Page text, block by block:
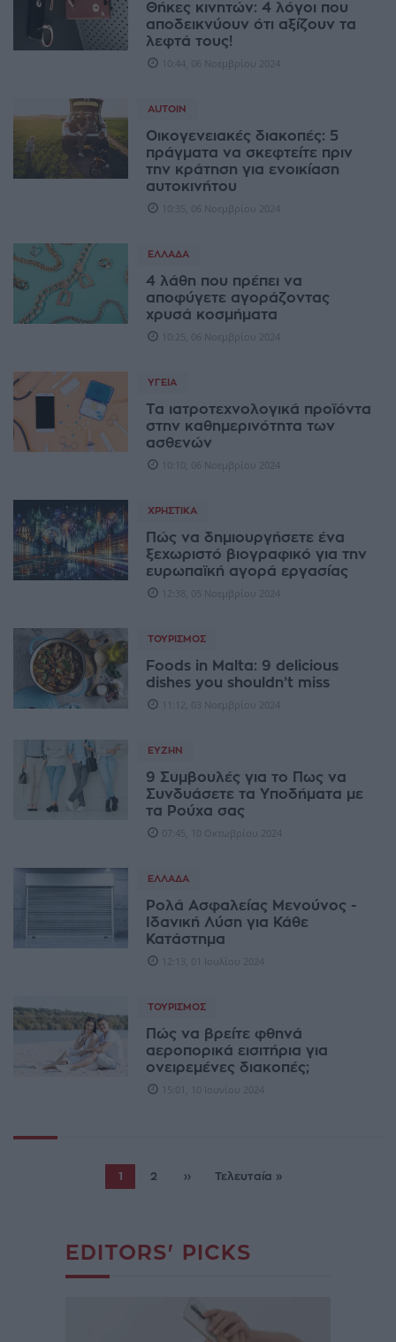
Θήκες κινητών: 4 λόγοι που
αποδεικνύουν ότι αξίζουν τα
λεφτά τους!
10:44, 06 Νοεμβρίου 2024
AUTOIN
Οικογενειακές διακοπές: 5
πράγματα να σκεφτείτε πριν
την κράτηση για ενοικίαση
αυτοκινήτου
10:35, 06 Νοεμβρίου 2024
ΕΛΛΆΔΑ
4 λάθη που πρέπει να
αποφύγετε αγοράζοντας
χρυσά κοσμήματα
10:25, 06 Νοεμβρίου 2024
ΥΓΕΊΑ
Τα ιατροτεχνολογικά προϊόντα
στην καθημερινότητα των
ασθενών
10:10, 06 Νοεμβρίου 2024
ΧΡΗΣΤΙΚΆ
Πώς να δημιουργήσετε ένα
ξεχωριστό βιογραφικό για την
ευρωπαϊκή αγορά εργασίας
12:38, 05 Νοεμβρίου 2024
ΤΟΥΡΙΣΜΌΣ
Foods in Malta: 9 delicious
dishes you shouldn’t miss
11:12, 03 Νοεμβρίου 2024
ΕΥΖΗΝ
9 Συμβουλές για το Πως να
Συνδυάσετε τα Υποδήματα με
τα Ρούχα σας
07:45, 10 Οκτωβρίου 2024
ΕΛΛΆΔΑ
Ρολά Ασφαλείας Μενούνος -
Ιδανική Λύση για Κάθε
Κατάστημα
12:13, 01 Ιουλίου 2024
ΤΟΥΡΙΣΜΌΣ
Πώς να βρείτε φθηνά
αεροπορικά εισιτήρια για
ονειρεμένες διακοπές;
15:01, 10 Ιουνίου 2024
1 2 ›› Τελευταία »
EDITORS' PICKS